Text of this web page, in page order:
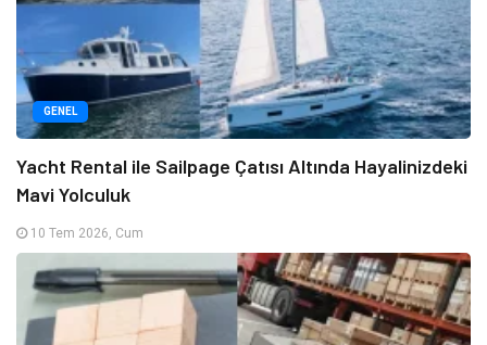
GENEL
Yacht Rental ile Sailpage Çatısı Altında Hayalinizdeki
Mavi Yolculuk
10 Tem 2026, Cum